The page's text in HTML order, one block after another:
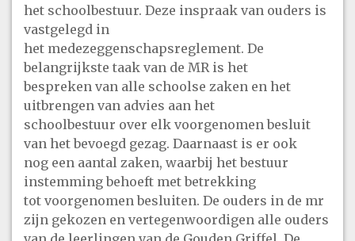
het schoolbestuur. Deze inspraak van ouders is
vastgelegd in
het medezeggenschapsreglement. De
belangrijkste taak van de MR is het
bespreken van alle schoolse zaken en het
uitbrengen van advies aan het
schoolbestuur over elk voorgenomen besluit
van het bevoegd gezag. Daarnaast is er ook
nog een aantal zaken, waarbij het bestuur
instemming behoeft met betrekking
tot voorgenomen besluiten. De ouders in de mr
zijn gekozen en vertegenwoordigen alle ouders